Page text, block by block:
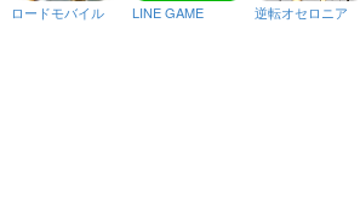
ロードモバイル LINE GAME 逆転オセロニア